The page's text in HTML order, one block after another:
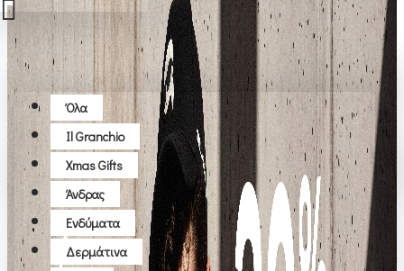
Όλα
Όλα
Il Granchio
Xmas Gifts
Άνδρας
Ενδύματα
Δερμάτινα
Το καλάθι αγορών είναι άδειο!